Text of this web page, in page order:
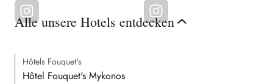
Alle unsere Hotels entdecken
Hôtels Fouquet's
Hôtel Fouquet's Mykonos